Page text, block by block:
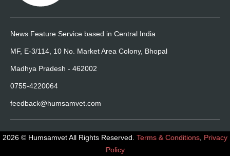
News Feature Service based in Central India
MF, E-3/114, 10 No. Market Area Colony, Bhopal
Madhya Pradesh - 462002
0755-4220064
feedback@humsamvet.com
2026 © Humsamvet All Rights Reserved. Terms & Conditions Privacy
Policy